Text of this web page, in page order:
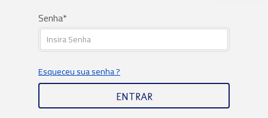
Senha
Esqueceu sua senha ?
ENTRAR